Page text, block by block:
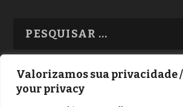
Valorizamos sua privacidade
your privacy
TODAS OS ASSUNTOS